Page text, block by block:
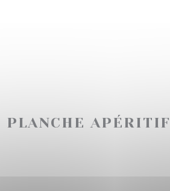
PLANCHE APÉRITIF